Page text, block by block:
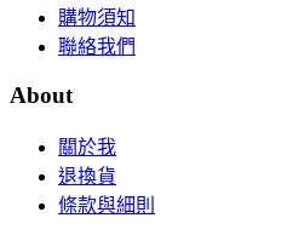
購物須知
聯絡我們
About
關於我
退換貨
條款與細則